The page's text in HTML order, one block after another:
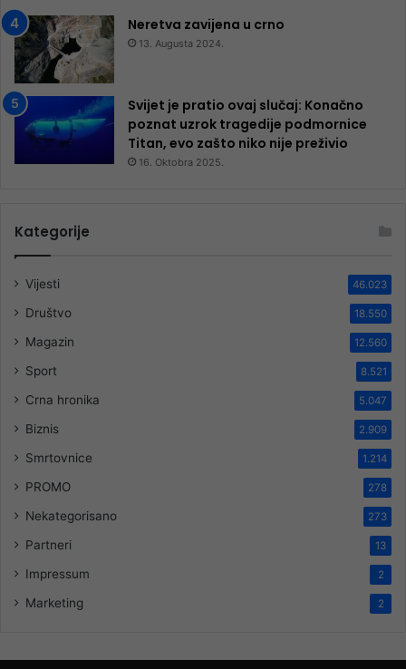
Neretva zavijena u crno
13. Augusta 2024.
Svijet je pratio ovaj slučaj: Konačno
poznat uzrok tragedije podmornice
Titan, evo zašto niko nije preživio
16. Oktobra 2025.
Kategorije
Vijesti 46.023
Društvo 18.550
Magazin 12.560
Sport 8.521
Crna hronika 5.047
Biznis 2.909
Smrtovnice 1.214
PROMO 278
Nekategorisano 273
Partneri 13
Impressum 2
Marketing 2